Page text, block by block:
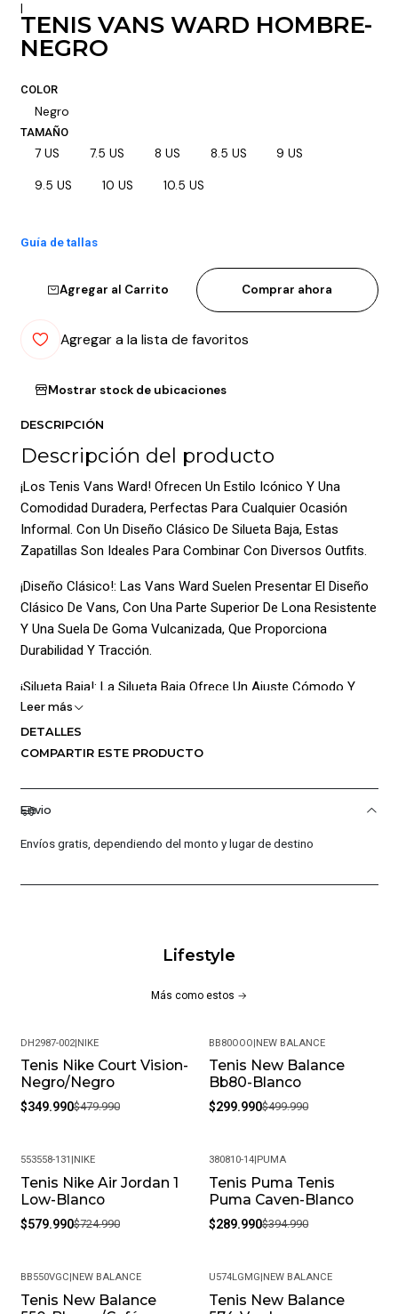
|
TENIS VANS WARD HOMBRE-
NEGRO
COLOR
Negro
TAMAÑO
7 US 7.5 US 8 US 8.5 US 9 US
9.5 US 10 US 10.5 US
Guía de tallas
Agregar al Carrito Comprar ahora
Agregar a la lista de favoritos
Mostrar stock de ubicaciones
DESCRIPCIÓN
Descripción del producto
¡Los Tenis Vans Ward! Ofrecen Un Estilo Icónico Y Una
Comodidad Duradera, Perfectas Para Cualquier Ocasión
Informal. Con Un Diseño Clásico De Silueta Baja, Estas
Zapatillas Son Ideales Para Combinar Con Diversos Outfits.
¡Diseño Clásico!: Las Vans Ward Suelen Presentar El Diseño
Clásico De Vans, Con Una Parte Superior De Lona Resistente
Y Una Suela De Goma Vulcanizada, Que Proporciona
Durabilidad Y Tracción.
¡Silueta Baja!: La Silueta Baja Ofrece Un Ajuste Cómodo Y
Una Estética Casual Que Se Adapta A Diversos Estilos.
Distintivo Al Diseño.
Suave, Las Vans Ward Ofrecen Comodidad Durante Todo El
Leer más
DETALLES
COMPARTIR ESTE PRODUCTO
Envio
Envíos gratis, dependiendo del monto y lugar de destino
Lifestyle
Más como estos
-27%
DH2987-002|NIKE
Tenis Nike Court Vision-
Negro/Negro
$349.990$479.990
-40%
BB80OOO|NEW BALANCE
Tenis New Balance
Bb80-Blanco
$299.990$499.990
-20%
553558-131 NIKE
Tenis Nike Air Jordan 1
Low-Blanco
$579.990$724.990
-27%
380810-14 PUMA
Tenis Puma Tenis
Puma Caven-Blanco
$289.990$394.990
-24%
BB550VGC NEW BALANCE
Tenis New Balance
-25%
U574LGMG NEW BALANCE
Tenis New Balance